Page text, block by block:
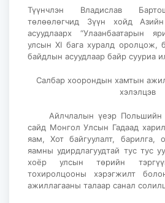
Түүнчлэн Владислав
төлөөлөгчид Зүүн хойд
асуудлаарх “Улаанбаатарын
улсын XI бага хуралд оролцож,
байдлын асуудлаар байр сууриа
Салбар хоорондын хамтын
хэлэлцэв
Айлчлалын үеэр Польшийн
сайд Монгол Улсын Гадаад
яам, Хот байгуулалт, барилга,
яамны удирдлагуудтай тус тус
хоёр улсын төрийн
тохиролцооны хэрэгжилт
ажиллагааны талаар санал